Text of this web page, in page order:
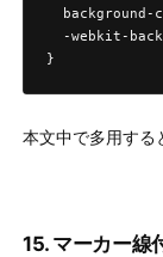
background-
-webkit-
}
本文中で多用する
15. マーカー線